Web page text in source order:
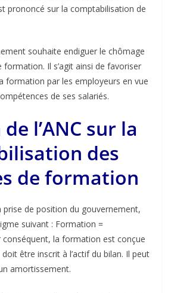
prononcé sur la comptabilisation de
souhaite endiguer le chômage
formation. Il s’agit ainsi de favoriser
formation par les employeurs en vue
de ses salariés.
l’ANC sur la
des
de formation
de position du gouvernement,
suivant : Formation =
conséquent, la formation est conçue
être inscrit à l’actif du bilan. Il peut
amortissement.